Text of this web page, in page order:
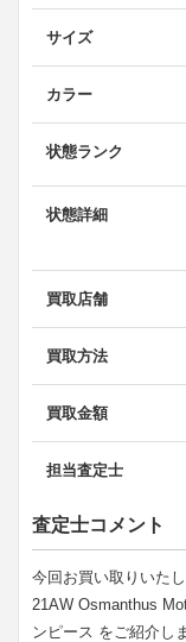
サイズ
カラー
状態ランク
状態詳細
買取店舗
買取方法
買取金額
担当査定士
査定士コメント
今回お買い取りいた
21AW Osmanthus
ンピース をご紹介し